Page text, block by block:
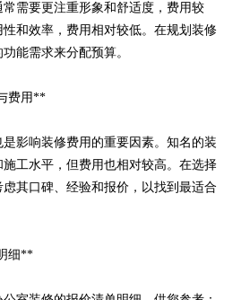
需要更注重形象和舒适度，费用较
和效率，费用相对较低。在规划装修
能需求来分配预算。
费用**
影响装修费用的重要因素。知名的装
工水平，但费用也相对较高。在选择
其口碑、经验和报价，以找到最适合
细**